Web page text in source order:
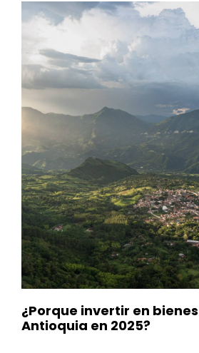
¿Porque invertir en
Antioquia en 2025?